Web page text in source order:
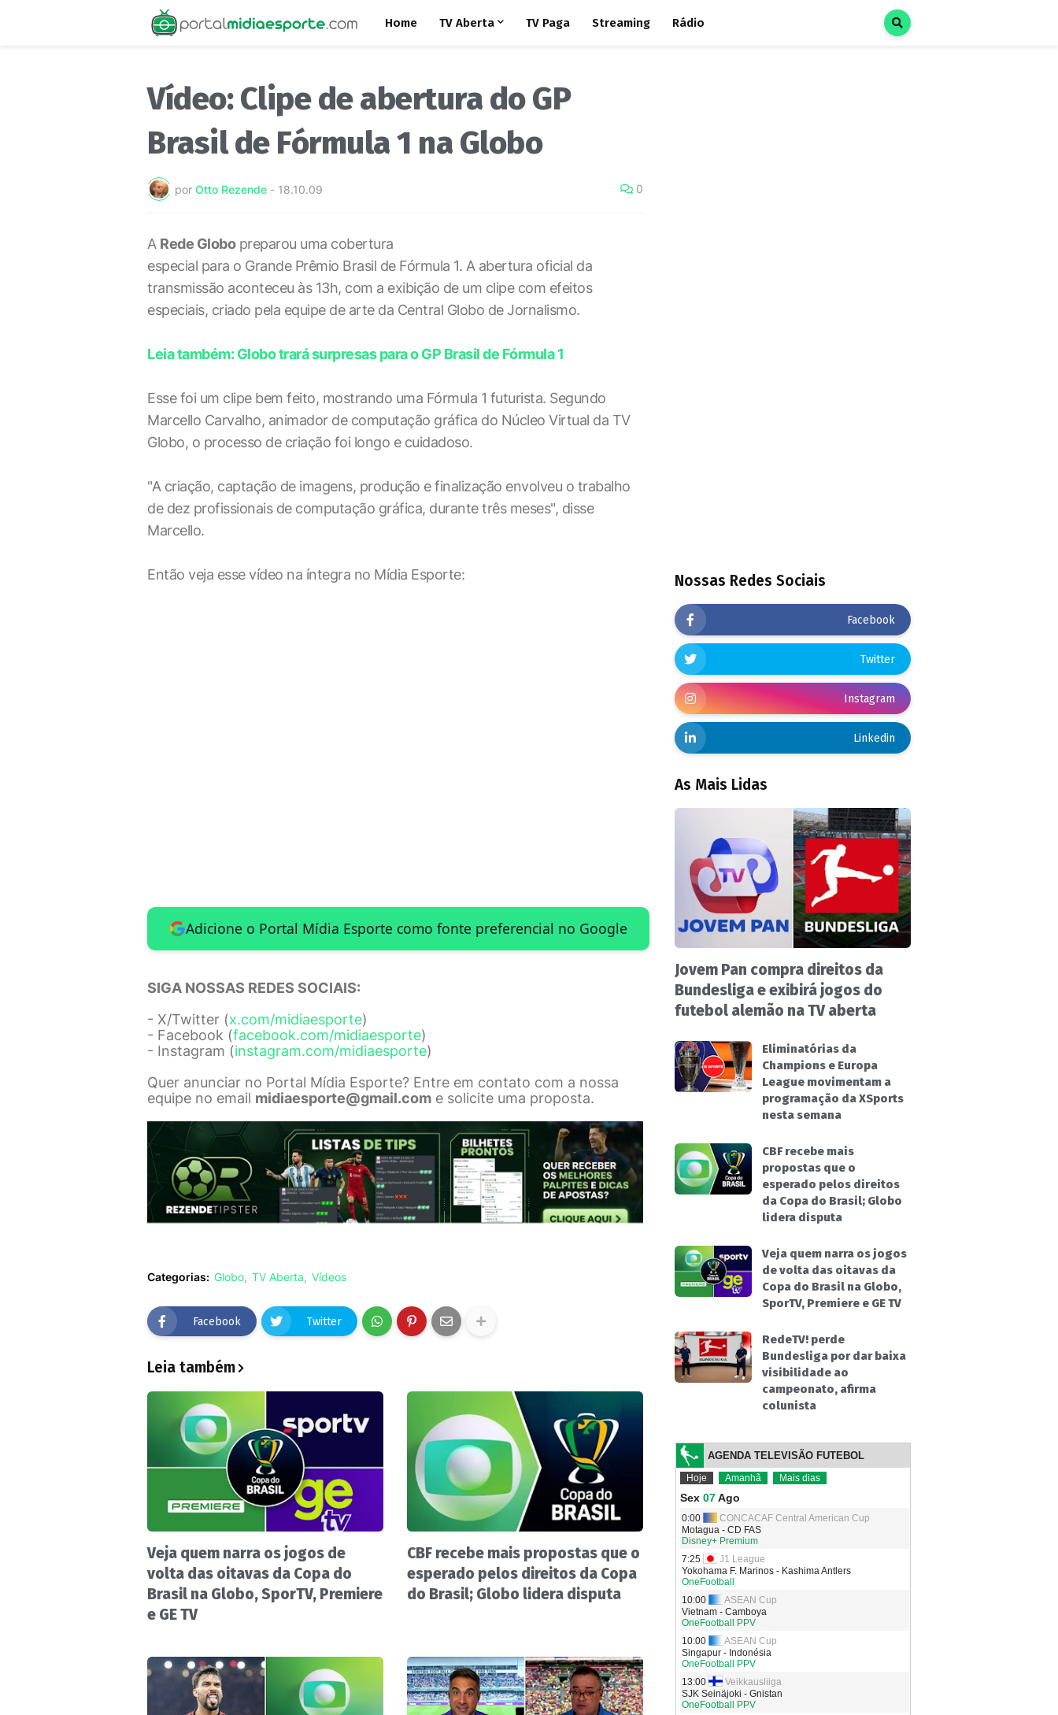
Home TV Aberta TV Paga Streaming Rádio
Vídeo: Clipe de abertura do GP
Brasil de Fórmula 1 na Globo
por Otto Rezende - 18.10.09 0
A Rede Globopreparou uma cobertura
especial para o Grande Prêmio Brasil de Fórmula 1. A abertura oficial da
transmissão aconteceu às 13h, com a exibição de um clipe com efeitos
especiais, criado pela equipe de arte da Central Globo de Jornalismo.
Leia também: Globo trará surpresas para o GP Brasil de Fórmula 1
Esse foi um clipe bem feito, mostrando uma Fórmula 1 futurista. Segundo
Marcello Carvalho, animador de computação gráfica do Núcleo Virtual da TV
Globo, o processo de criação foi longo e cuidadoso.
"A criação, captação de imagens, produção e finalização envolveu o trabalho
de dez profissionais de computação gráfica, durante três meses", disse
Marcello.
Então veja esse vídeo na íntegra no Mídia Esporte:
Adicione o Portal Mídia Esporte como fonte preferencial no Google
SIGA NOSSAS REDES SOCIAIS:
- X/Twitter (x.com/midiaesporte)
- Facebook (facebook.com/midiaesporte)
- Instagram (instagram.com/midiaesporte)
Quer anunciar no Portal Mídia Esporte? Entre em contato com a nossa
equipe no email midiaesporte@gmail.com e solicite uma proposta.
Categorias: Globo TV Aberta Vídeos
Facebook Twitter
Leia também
Veja quem narra os jogos de
volta das oitavas da Copa do
Brasil na Globo, SporTV, Premiere
e GE TV
CBF recebe mais propostas que o
esperado pelos direitos da Copa
do Brasil; Globo lidera disputa
Nossas Redes Sociais
Facebook
Twitter
Instagram
Linkedin
As Mais Lidas
Jovem Pan compra direitos da
Bundesliga e exibirá jogos do
futebol alemão na TV aberta
Eliminatórias da
Champions e Europa
League movimentam a
programação da XSports
nesta semana
CBF recebe mais
propostas que o
esperado pelos direitos
da Copa do Brasil; Globo
lidera disputa
Veja quem narra os jogos
de volta das oitavas da
Copa do Brasil na Globo,
SporTV, Premiere e GE TV
RedeTV! perde
Bundesliga por dar baixa
visibilidade ao
campeonato, afirma
colunista